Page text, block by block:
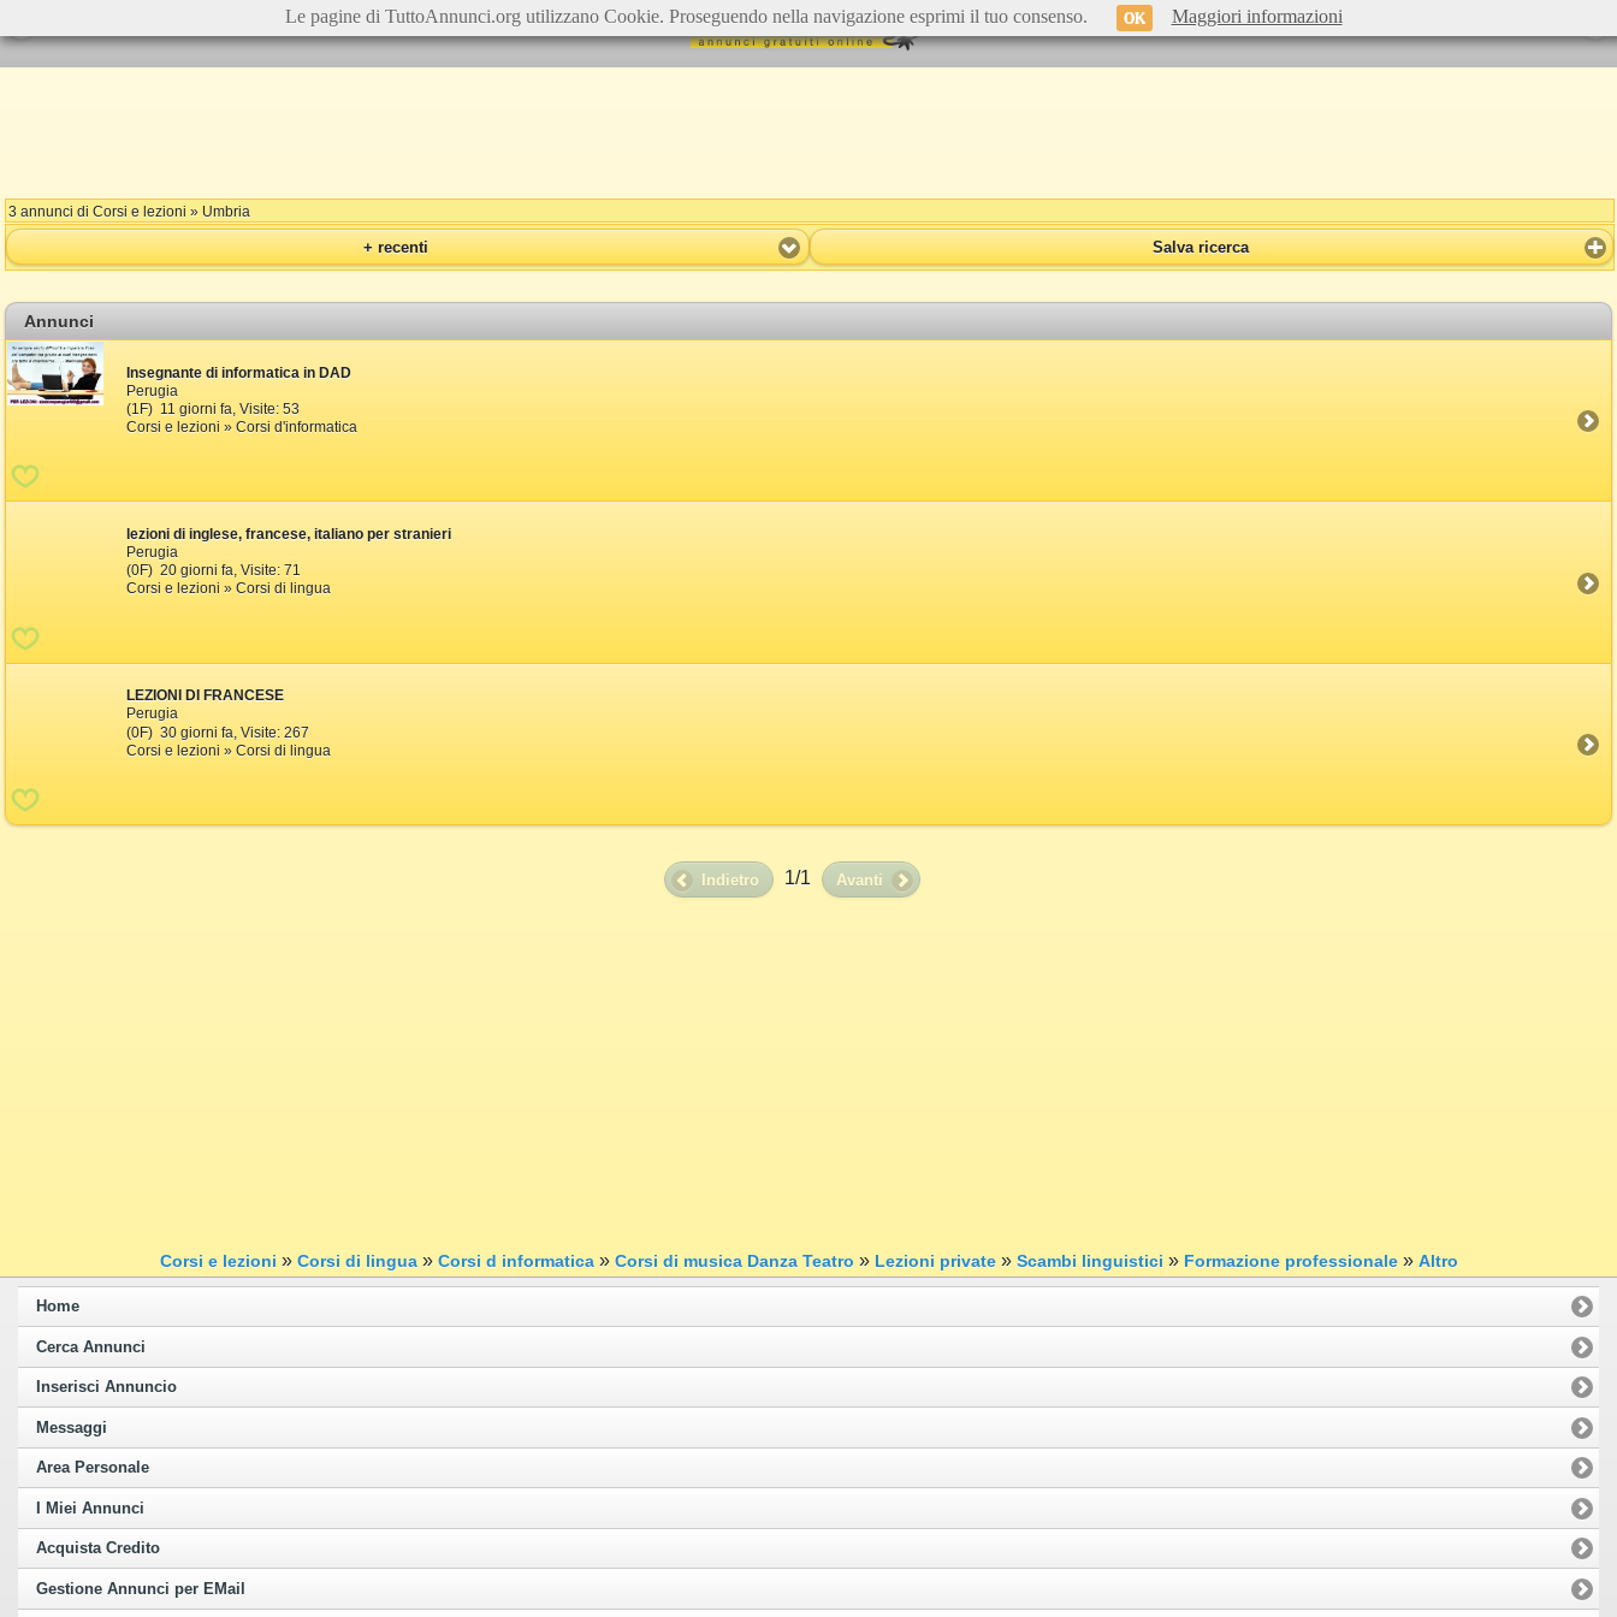
3 annunci di Corsi e lezioni » Umbria
+ recenti Salva ricerca
Annunci
Insegnante di informatica in DAD
Perugia
(1F) 11 giorni fa, Visite: 53
Corsi e lezioni » Corsi d'informatica
lezioni di inglese, francese, italiano per stranieri
Perugia
(0F) 20 giorni fa, Visite: 71
Corsi e lezioni » Corsi di lingua
LEZIONI DI FRANCESE
Perugia
(0F) 30 giorni fa, Visite: 267
Corsi e lezioni » Corsi di lingua
Indietro 1/1 Avanti
Corsi e lezioni » Corsi di lingua» Corsi d informatica» Corsi di musica Danza Teatro » Lezioni private» Scambi linguistici » Formazione professionale» Altro
Home
Cerca Annunci
Inserisci Annuncio
Messaggi
Area Personale
I Miei Annunci
Acquista Credito
Gestione Annunci per EMail
Le pagine di TuttoAnnunci.org utilizzano Cookie. Proseguendo nella navigazione esprimi il tuo consenso. OK Maggiori informazioni